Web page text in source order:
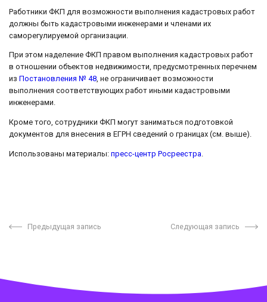
Работники ФКП для возможности выполнения кадастровых работ
должны быть кадастровыми инженерами и членами их
саморегулируемой организации.
При этом наделение ФКП правом выполнения кадастровых работ
в отношении объектов недвижимости, предусмотренных перечнем
из Постановления № 48, не ограничивает возможности
выполнения соответствующих работ иными кадастровыми
инженерами.
Кроме того, сотрудники ФКП могут заниматься подготовкой
документов для внесения в ЕГРН сведений о границах (см. выше).
Использованы материалы: пресс-центр Росреестра.
Предыдущая запись Следующая запись